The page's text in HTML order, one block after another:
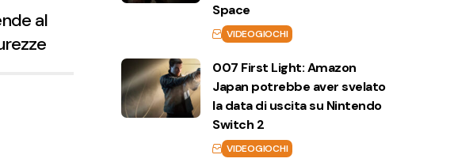
al
Space
VIDEOGIOCHI
007 First Light: Amazon
Japan potrebbe aver svelato
la data di uscita su Nintendo
Switch 2
VIDEOGIOCHI